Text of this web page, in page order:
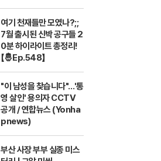
여기 천재들만 모였나?;;
7월 출시된 신박 공구들 2
0분 하이라이트 총정리!
【🤴Ep.548】
"이 남성을 찾습니다"…'통
영 살인' 용의자 CCTV
공개 / 연합뉴스 (Yonha
pnews)
부산 사장 부부 실종 미스